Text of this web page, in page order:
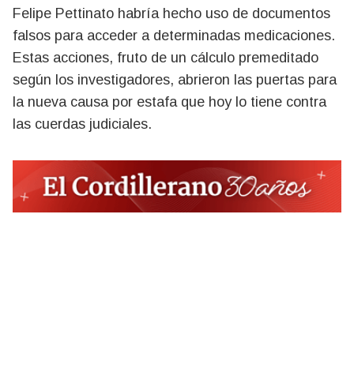
Felipe Pettinato habría hecho uso de documentos
falsos para acceder a determinadas medicaciones.
Estas acciones, fruto de un cálculo premeditado
según los investigadores, abrieron las puertas para
la nueva causa por estafa que hoy lo tiene contra
las cuerdas judiciales.